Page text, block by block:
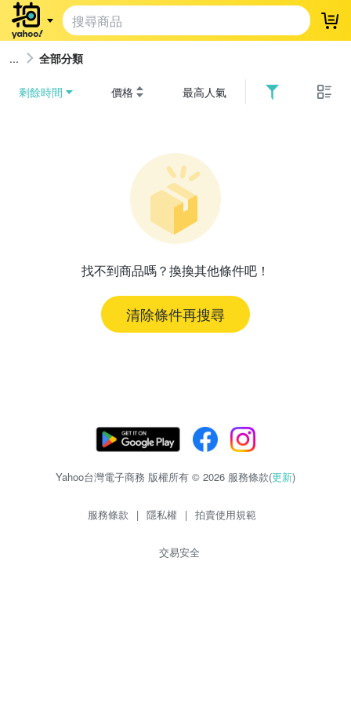
登
全部分類
剩餘時間 價格 最高人氣
找不到商品嗎？換換其他條件吧！
清除條件再搜尋
Yahoo台灣電子商務 版權所有 © 2026 服務條款(更新)
服務條款 | 隱私權 | 拍賣使用規範
交易安全